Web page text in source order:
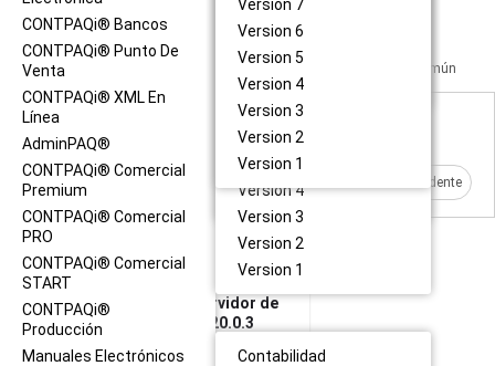
PRO
CONTPAQi® Comercial
Premium
Versión 9
Versión 8
Versión 7
Versión 6
Versión 5
Versión 4
Versión 3
Versión 2
Version 11
Version 10
Version 9
Version 8
Version 7
Version 6
Version 5
Version 4
Version 3
Version 2
Version 1
Version 7
Version 6
Version 5
Version 4
Version 3
Version 2
Version 1
CONTPAQi® Bancos
CONTPAQi® Punto De
Venta
CONTPAQi® XML En
Línea
AdminPAQ®
CONTPAQi® Comercial
Premium
CONTPAQi® Comercial
PRO
CONTPAQi® Comercial
START
CONTPAQi®
Producción
Manuales Electrónicos
Contabilidad
Descarga la versión necesaria de CONTPAQi® Servidor de Licencias Común
8 artículo(s)
Descarga CONTPAQi® Servidor de
Licencias Común versión 20.0.3
MXN $0.00